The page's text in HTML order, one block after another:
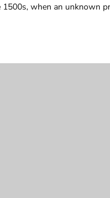
when an unknown